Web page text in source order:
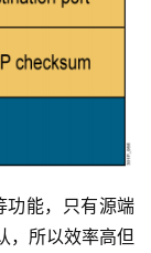
，所以效率高但